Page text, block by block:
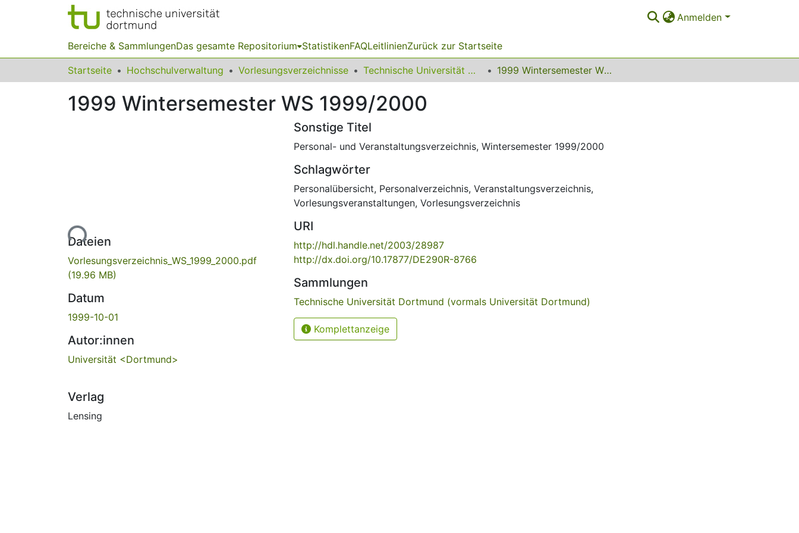
Anmelden
Bereiche & SammlungenDas gesamte Repositorium StatistikenFAQLeitlinienZurück zur Startseite
Startseite Hochschulverwaltung Vorlesungsverzeichnisse Technische Universität Dortmund (vormals Universität Dortmund) 1999 Wintersemester WS 1999/2000
1999 Wintersemester WS 1999/2000
Lade...
Dateien
Vorlesungsverzeichnis_WS_1999_2000.pdf
(19.96 MB)
Datum
1999-10-01
Autor:innen
Universität <Dortmund>
Verlag
Lensing
Sonstige Titel
Personal- und Veranstaltungsverzeichnis, Wintersemester 1999/2000
Schlagwörter
Personalübersicht, Personalverzeichnis, Veranstaltungsverzeichnis,
Vorlesungsveranstaltungen, Vorlesungsverzeichnis
URI
http://hdl.handle.net/2003/28987
http://dx.doi.org/10.17877/DE290R-8766
Sammlungen
Technische Universität Dortmund (vormals Universität Dortmund)
Komplettanzeige